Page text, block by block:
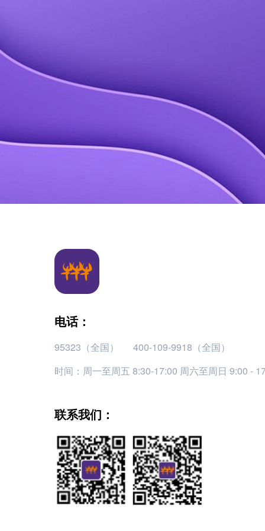
电话：
95323（全国）
400-109-9918（全国）
时间：周一至周五 8:30-17:00 周六至周日 9:00 -
联系我们：